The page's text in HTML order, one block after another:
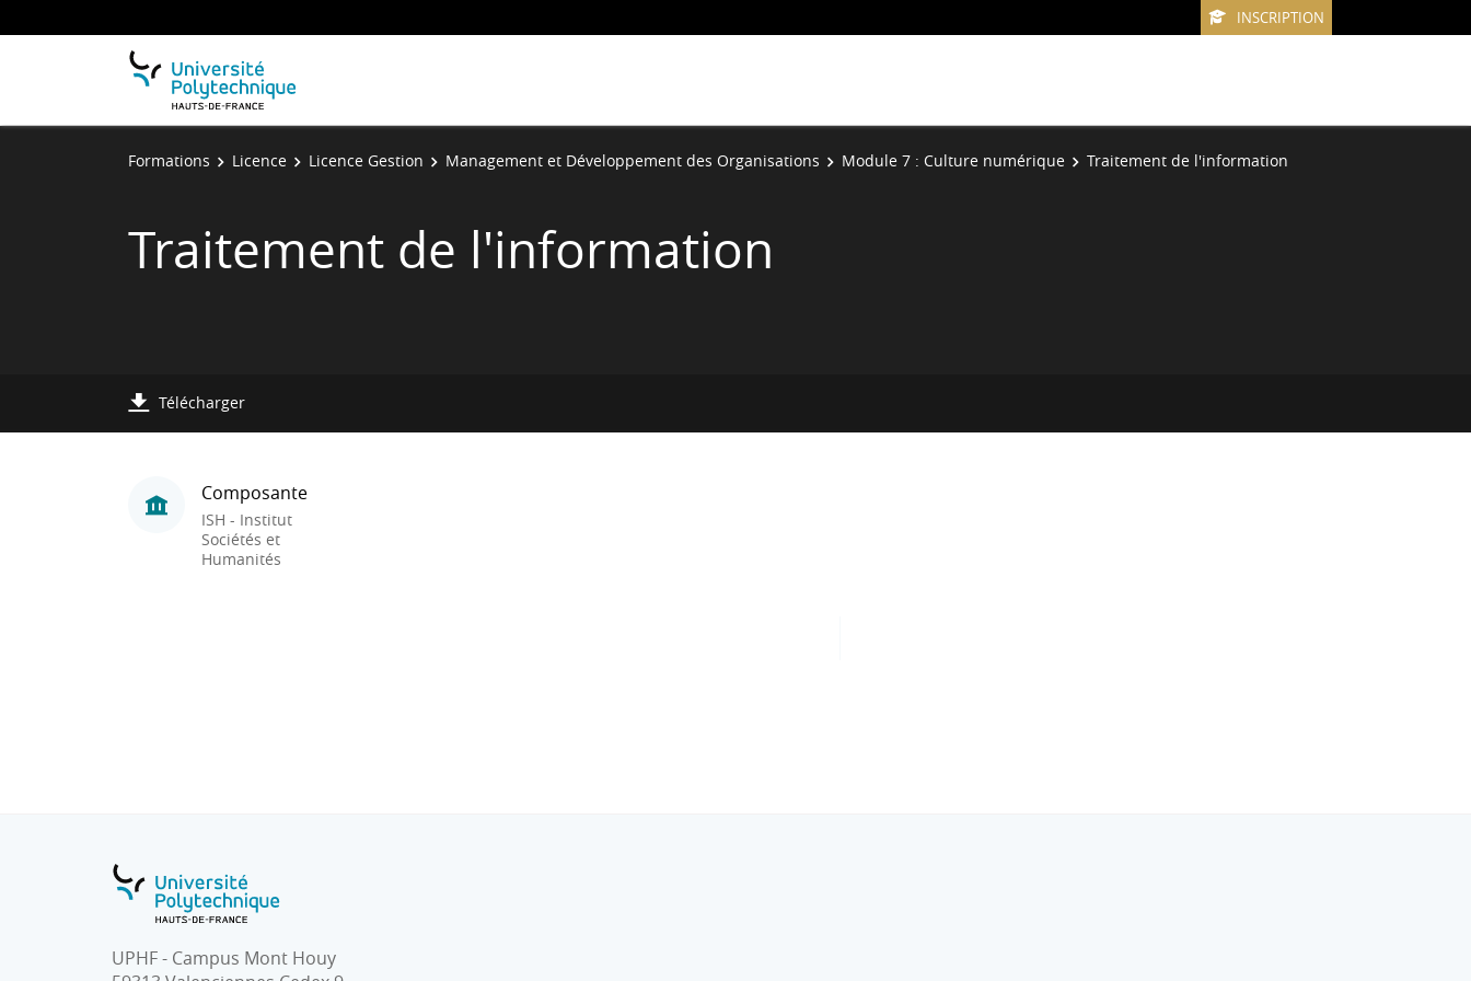
INSCRIPTION
Formations Licence Licence Gestion Management et Développement des Organisations Module 7 : Culture numérique Traitement de l'information
Traitement de l'information
Télécharger
Composante
ISH - Institut
Sociétés et
Humanités
UPHF - Campus Mont Houy